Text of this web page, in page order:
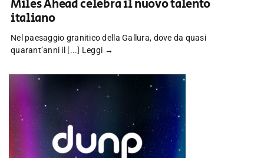
Miles Ahead celebra il nuovo talento
italiano
Nel paesaggio granitico della Gallura, dove da quasi
quarant’anni il [...] Leggi →